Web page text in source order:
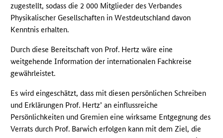
zugestellt, sodass die 2 000 Mitglieder des Verbandes
Physikalischer Gesellschaften in Westdeutschland davon
Kenntnis erhalten.
Durch diese Bereitschaft von Prof. Hertz wäre eine
weitgehende Information der internationalen Fachkreise
gewährleistet.
Es wird eingeschätzt, dass mit diesen persönlichen Schreiben
und Erklärungen Prof. Hertz’ an einflussreiche
Persönlichkeiten und Gremien eine wirksame Entgegnung des
Verrats durch Prof. Barwich erfolgen kann mit dem Ziel, die